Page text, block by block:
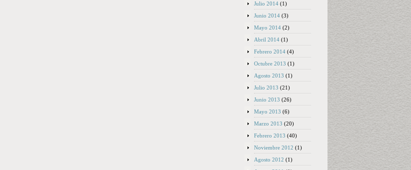
Julio 2014 (1)
Junio 2014 (3)
Mayo 2014 (2)
Abril 2014 (1)
Febrero 2014 (4)
Octubre 2013 (1)
Agosto 2013 (1)
Julio 2013 (21)
Junio 2013 (26)
Mayo 2013 (6)
Marzo 2013 (20)
Febrero 2013 (40)
Noviembre 2012 (1)
Agosto 2012 (1)